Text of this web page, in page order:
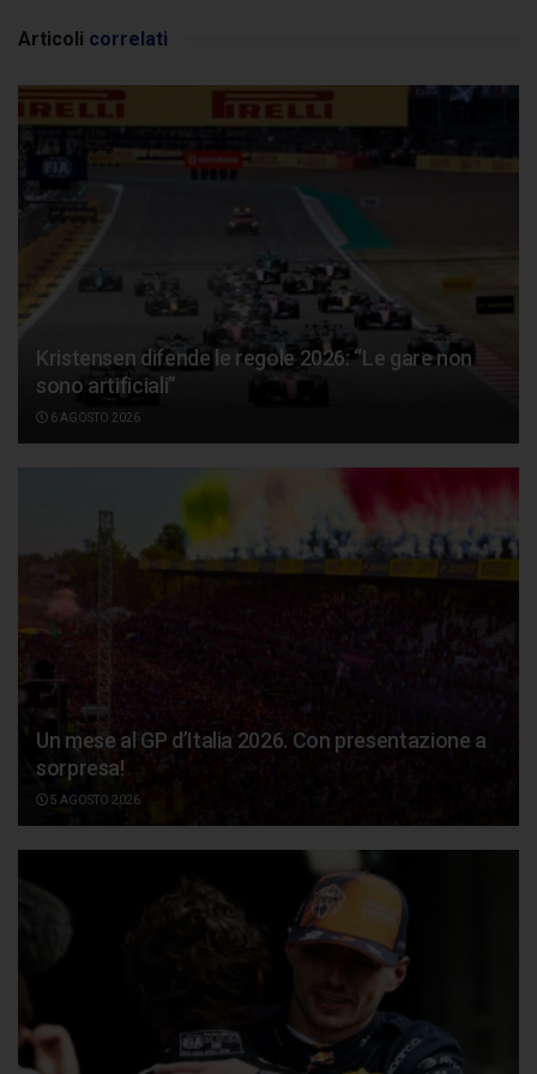
Articoli correlati
Kristensen difende le regole 2026: “Le gare non
sono artificiali”
6 AGOSTO 2026
Un mese al GP d’Italia 2026. Con presentazione a
sorpresa!
5 AGOSTO 2026